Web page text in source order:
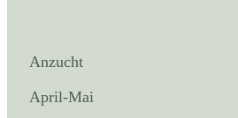
Anzucht
April-Mai